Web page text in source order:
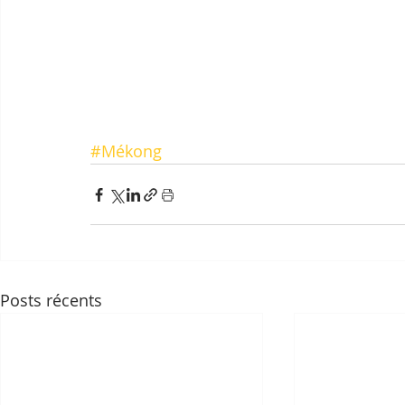
#Mékong
Posts récents